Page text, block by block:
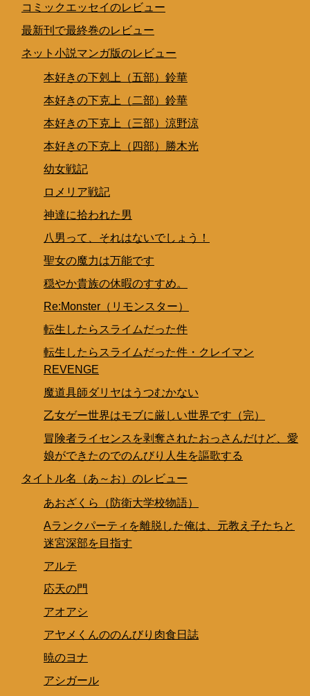
コミックエッセイのレビュー
最新刊で最終巻のレビュー
ネット小説マンガ版のレビュー
本好きの下剋上（五部）鈴華
本好きの下克上（二部）鈴華
本好きの下克上（三部）涼野涼
本好きの下克上（四部）勝木光
幼女戦記
ロメリア戦記
神達に拾われた男
八男って、それはないでしょう！
聖女の魔力は万能です
穏やか貴族の休暇のすすめ。
Re:Monster（リモンスター）
転生したらスライムだった件
転生したらスライムだった件・クレイマン
REVENGE
魔道具師ダリヤはうつむかない
乙女ゲー世界はモブに厳しい世界です（完）
冒険者ライセンスを剥奪されたおっさんだけど、愛
娘ができたのでのんびり人生を謳歌する
タイトル名（あ～お）のレビュー
あおざくら（防衛大学校物語）
Aランクパーティを離脱した俺は、元教え子たちと
迷宮深部を目指す
アルテ
応天の門
アオアシ
アヤメくんののんびり肉食日誌
暁のヨナ
アシガール